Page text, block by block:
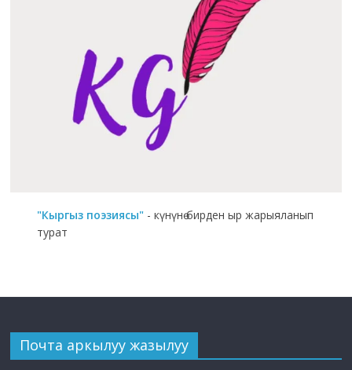
"Кыргыз поэзиясы" - күнүнө бирден ыр жарыяланып
турат
Почта аркылуу жазылуу